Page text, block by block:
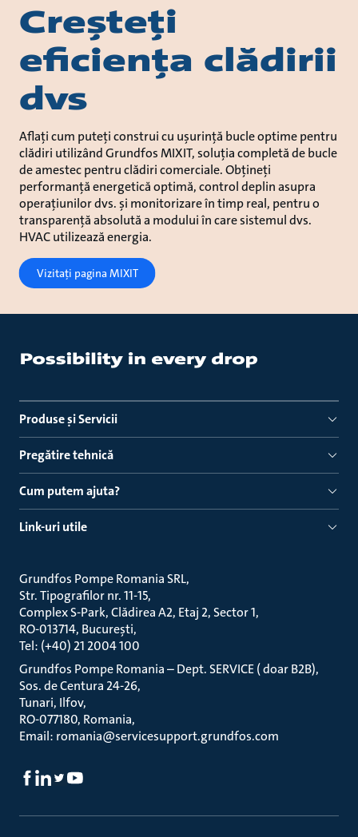
Creșteți
eficiența clădirii
dvs
Aflați cum puteți construi cu ușurință bucle optime pentru
clădiri utilizând Grundfos MIXIT, soluția completă de bucle
de amestec pentru clădiri comerciale. Obțineți
performanță energetică optimă, control deplin asupra
operațiunilor dvs. și monitorizare în timp real, pentru o
transparență absolută a modului în care sistemul dvs.
HVAC utilizează energia.
Vizitați pagina MIXIT
Produse ṣi Servicii
Pregătire tehnică
Cum putem ajuta?
Link-uri utile
Grundfos Pompe Romania SRL
Str. Tipografilor nr. 11-15
Complex S-Park, Clădirea A2, Etaj 2, Sector 1
RO-013714, București
Tel: (+40) 21 2004 100
Grundfos Pompe Romania – Dept. SERVICE ( doar B2B)
Sos. de Centura 24-26
Tunari, Ilfov
RO-077180, Romania
Email: romania@servicesupport.grundfos.com